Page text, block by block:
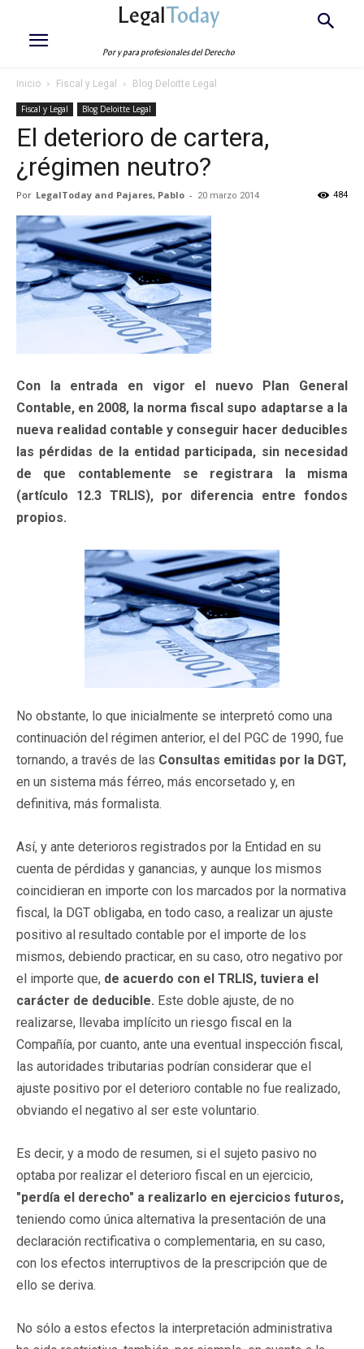
LegalToday
Por y para profesionales del Derecho
Inicio Fiscal y Legal Blog Deloitte Legal
Fiscal y Legal Blog Deloitte Legal
El deterioro de cartera,
¿régimen neutro?
Por LegalToday and Pajares, Pablo - 20 marzo 2014 484
Con la entrada en vigor el nuevo Plan General
Contable, en 2008, la norma fiscal supo adaptarse a la
nueva realidad contable y conseguir hacer deducibles
las pérdidas de la entidad participada, sin necesidad
de que contablemente se registrara la misma
(artículo 12.3 TRLIS), por diferencia entre fondos
propios.
No obstante, lo que inicialmente se interpretó como una
continuación del régimen anterior, el del PGC de 1990, fue
tornando, a través de las Consultas emitidas por la DGT,
en un sistema más férreo, más encorsetado y, en
definitiva, más formalista.
Así, y ante deterioros registrados por la Entidad en su
cuenta de pérdidas y ganancias, y aunque los mismos
coincidieran en importe con los marcados por la normativa
fiscal, la DGT obligaba, en todo caso, a realizar un ajuste
positivo al resultado contable por el importe de los
mismos, debiendo practicar, en su caso, otro negativo por
el importe que, de acuerdo con el TRLIS, tuviera el
carácter de deducible. Este doble ajuste, de no
realizarse, llevaba implícito un riesgo fiscal en la
Compañía, por cuanto, ante una eventual inspección fiscal,
las autoridades tributarias podrían considerar que el
ajuste positivo por el deterioro contable no fue realizado,
obviando el negativo al ser este voluntario.
Es decir, y a modo de resumen, si el sujeto pasivo no
optaba por realizar el deterioro fiscal en un ejercicio,
"perdía el derecho" a realizarlo en ejercicios futuros,
teniendo como única alternativa la presentación de una
declaración rectificativa o complementaria, en su caso,
con los efectos interruptivos de la prescripción que de
ello se deriva.
No sólo a estos efectos la interpretación administrativa